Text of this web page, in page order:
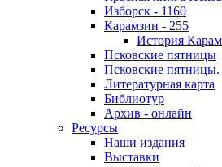
Изборск - 1160
Карамзин - 255
История
Псковские пятницы
Псковские
Литературная карта
Библиотур
Архив - онлайн
Ресурсы
Наши издания
Выставки